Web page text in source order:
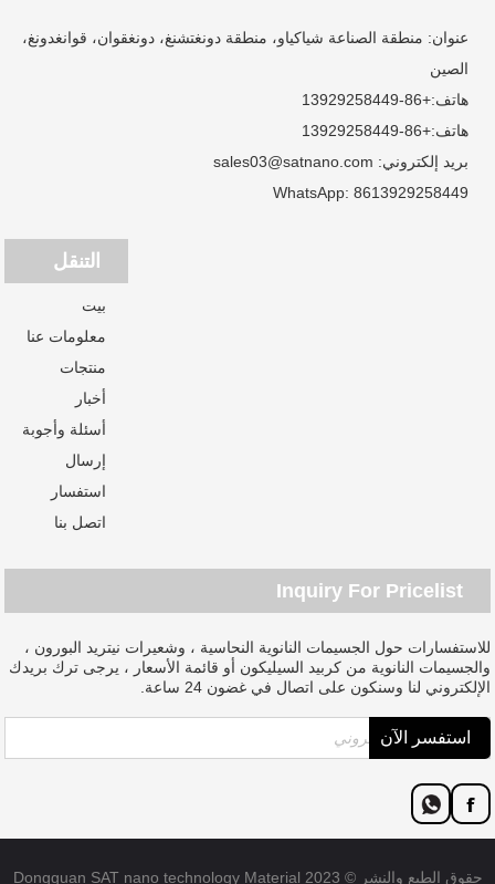
عنوان: منطقة الصناعة شياكياو، منطقة دونغتشنغ، دونغقوان، قوانغدونغ،
الصين
هاتف:+86-13929258449
هاتف:+86-13929258449
بريد إلكتروني: sales03@satnano.com
WhatsApp: 8613929258449
التنقل
بيت
معلومات عنا
منتجات
أخبار
أسئلة وأجوبة
إرسال
استفسار
اتصل بنا
Inquiry For Pricelist
للاستفسارات حول الجسيمات النانوية النحاسية ، وشعيرات نيتريد البورون ،
والجسيمات النانوية من كربيد السيليكون أو قائمة الأسعار ، يرجى ترك بريدك
الإلكتروني لنا وسنكون على اتصال في غضون 24 ساعة.
حقوق الطبع والنشر © 2023 Dongguan SAT nano technology Material